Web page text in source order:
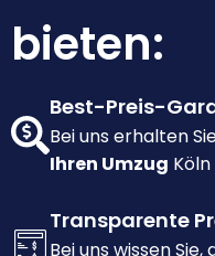
bieten:
Best-Preis-
Bei uns erhalten
Ihren Umzug
Transparente
Bei uns wissen Sie,